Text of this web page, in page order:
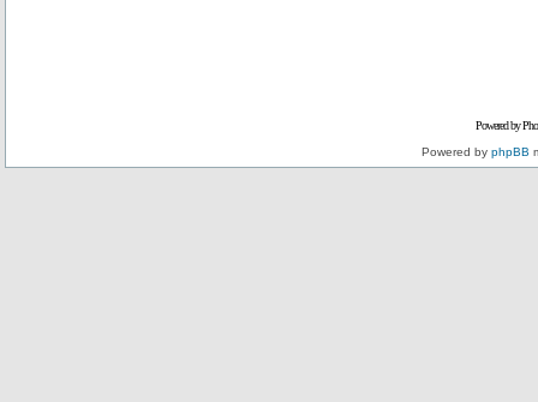
Powered by
Powered by phpBB